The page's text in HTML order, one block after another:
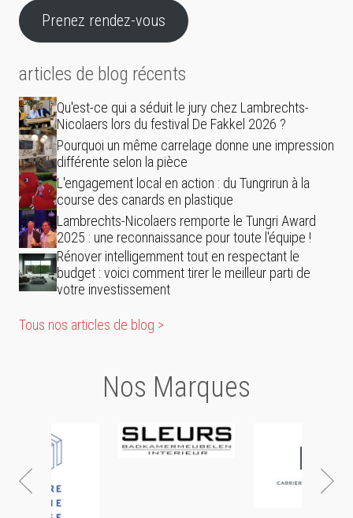
Prenez rendez-vous
articles de blog récents
Qu'est-ce qui a séduit le jury chez Lambrechts-
Nicolaers lors du festival De Fakkel 2026 ?
Pourquoi un même carrelage donne une impression
différente selon la pièce
L'engagement local en action : du Tungrirun à la
course des canards en plastique
Lambrechts-Nicolaers remporte le Tungri Award
2025 : une reconnaissance pour toute l'équipe !
Rénover intelligemment tout en respectant le
budget : voici comment tirer le meilleur parti de
votre investissement
Tous nos articles de blog >
Nos Marques